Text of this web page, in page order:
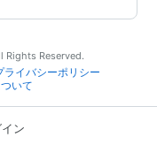
Rights Reserved.
ライバシーポリシー
いて
ン